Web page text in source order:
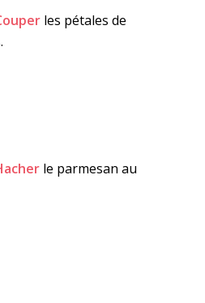
les pétales de
le parmesan au